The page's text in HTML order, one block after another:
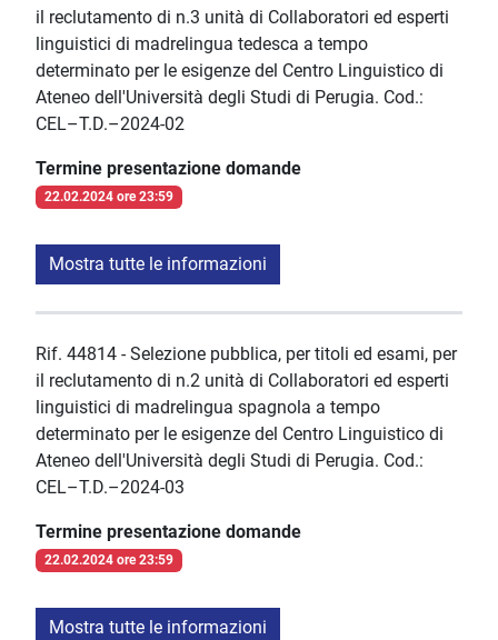
il reclutamento di n.3 unità di Collaboratori ed esperti
linguistici di madrelingua tedesca a tempo
determinato per le esigenze del Centro Linguistico di
Ateneo dell'Università degli Studi di Perugia. Cod.:
CEL–T.D.–2024-02
Termine presentazione domande
22.02.2024 ore 23:59
Mostra tutte le informazioni
Rif. 44814 - Selezione pubblica, per titoli ed esami, per
il reclutamento di n.2 unità di Collaboratori ed esperti
linguistici di madrelingua spagnola a tempo
determinato per le esigenze del Centro Linguistico di
Ateneo dell'Università degli Studi di Perugia. Cod.:
CEL–T.D.–2024-03
Termine presentazione domande
22.02.2024 ore 23:59
Mostra tutte le informazioni